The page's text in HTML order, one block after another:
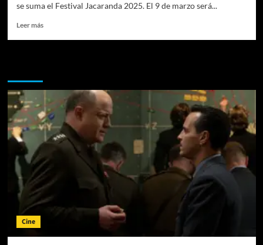
se suma el Festival Jacaranda 2025. El 9 de marzo será...
Leer másLeer
primer
Festival
Jacaranda
Cine